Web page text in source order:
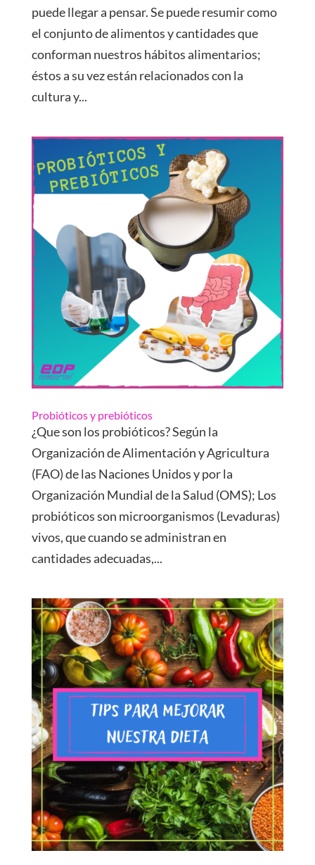
puede llegar a pensar. Se puede resumir como
el conjunto de alimentos y cantidades que
conforman nuestros hábitos alimentarios;
éstos a su vez están relacionados con la
cultura y...
Probióticos y prebióticos
¿Que son los probióticos? Según la
Organización de Alimentación y Agricultura
(FAO) de las Naciones Unidos y por la
Organización Mundial de la Salud (OMS); Los
probióticos son microorganismos (Levaduras)
vivos, que cuando se administran en
cantidades adecuadas,...